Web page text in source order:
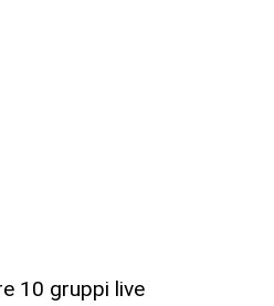
10 gruppi live